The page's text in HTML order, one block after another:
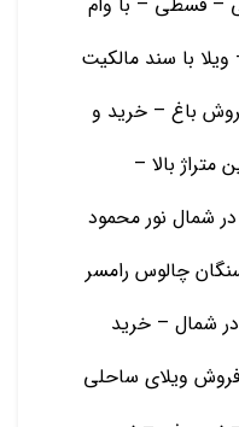
با سند مالکیت
باغ – خرید و
بالا –
در شمال نور محمود
چالوس رامسر
شمال – خرید
ویلای ساحلی